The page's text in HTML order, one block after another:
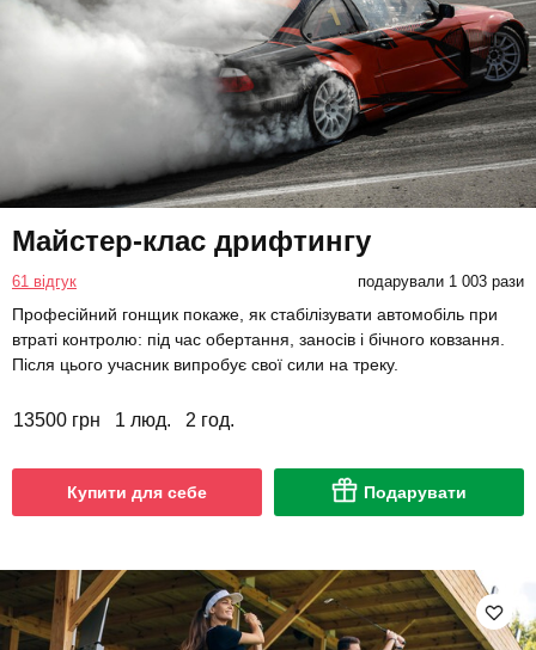
Майстер-клас дрифтингу
61 відгук подарували 1 003 рази
Професійний гонщик покаже, як стабілізувати автомобіль при
втраті контролю: під час обертання, заносів і бічного ковзання.
Після цього учасник випробує свої сили на треку.
13500 грн 1 люд. 2 год.
Купити для себе Подарувати